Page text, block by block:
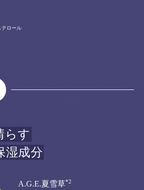
テロール
らす
湿成分
A.G.E.夏雪草*2